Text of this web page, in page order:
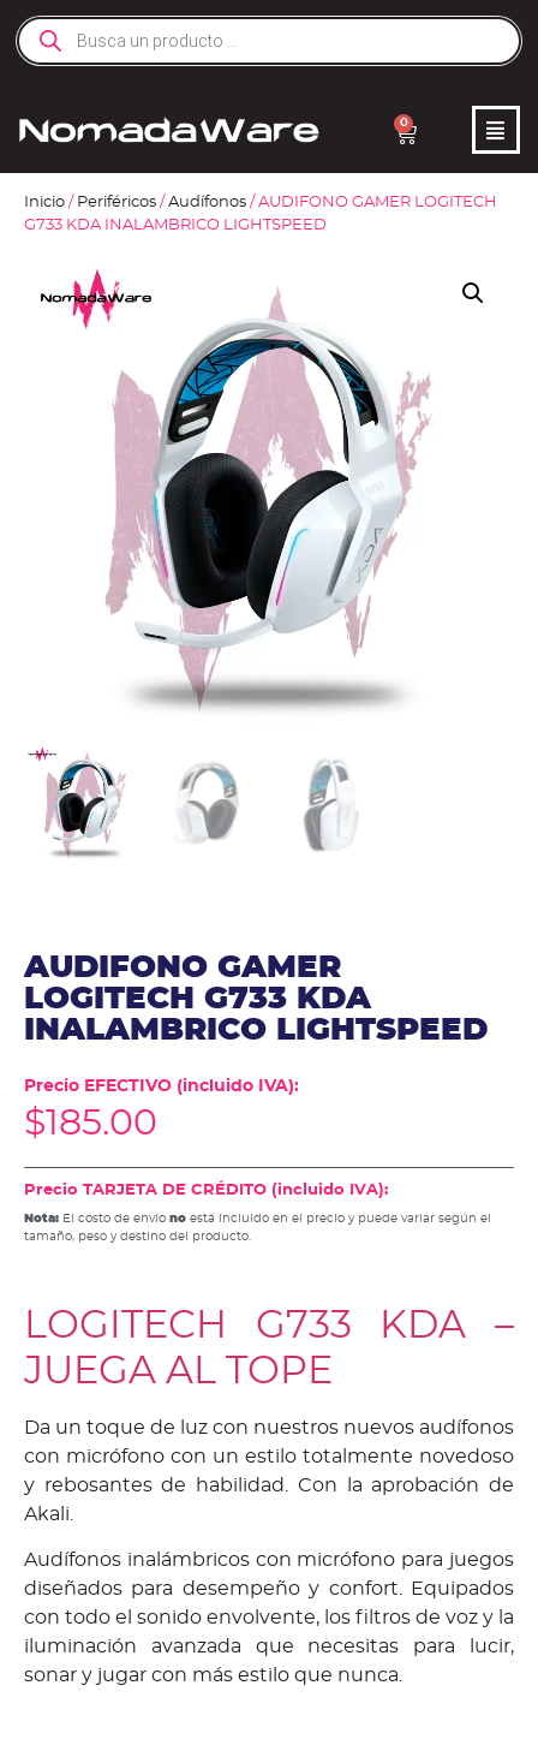
0
Inicio / Periféricos / Audífonos / AUDIFONO GAMER LOGITECH
G733 KDA INALAMBRICO LIGHTSPEED
AUDIFONO GAMER
LOGITECH G733 KDA
INALAMBRICO LIGHTSPEED
Precio EFECTIVO (incluido IVA):
$185.00
Precio TARJETA DE CRÉDITO (incluido IVA):
Nota: El costo de envío no está incluido en el precio y puede variar según el
tamaño, peso y destino del producto.
LOGITECH G733 KDA –
JUEGA AL TOPE
Da un toque de luz con nuestros nuevos audífonos
con micrófono con un estilo totalmente novedoso
y rebosantes de habilidad. Con la aprobación de
Akali.
Audífonos inalámbricos con micrófono para juegos
diseñados para desempeño y confort. Equipados
con todo el sonido envolvente, los filtros de voz y la
iluminación avanzada que necesitas para lucir,
sonar y jugar con más estilo que nunca.